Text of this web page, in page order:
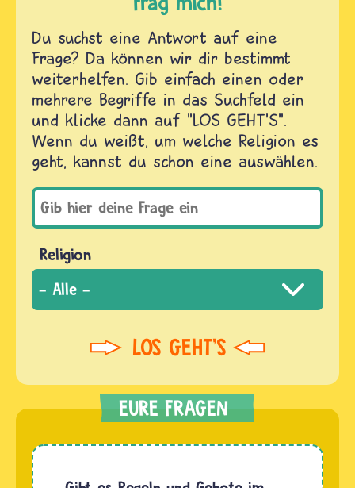
Du suchst eine Antwort auf eine
Frage? Da können wir dir bestimmt
weiterhelfen. Gib einfach einen oder
mehrere Begriffe in das Suchfeld ein
und klicke dann auf "LOS GEHT'S".
Wenn du weißt, um welche Religion es
geht, kannst du schon eine auswählen.
Religion